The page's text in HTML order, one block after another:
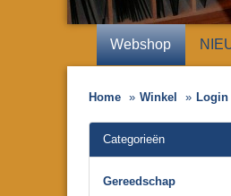
Webshop
Home Winkel Login
Categorieën
Gereedschap